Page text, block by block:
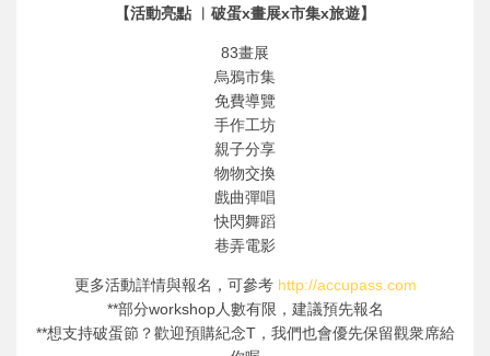
【活動亮點 ︳破蛋x畫展x市集x旅遊】
83畫展
烏鴉市集
免費導覽
手作工坊
親子分享
物物交換
戲曲彈唱
快閃舞蹈
巷弄電影
更多活動詳情與報名，可參考 http://accupass.com
**部分workshop人數有限，建議預先報名
**想支持破蛋節？歡迎預購紀念T，我們也會優先保留觀衆席給